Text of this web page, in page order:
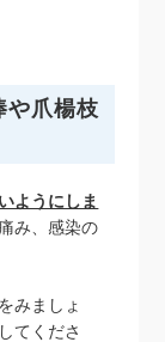
や爪楊枝
ようにしま
み、感染の
みましょ
てくださ